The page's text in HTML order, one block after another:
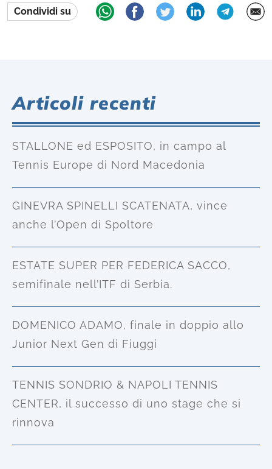
Condividi su
Articoli recenti
STALLONE ed ESPOSITO, in campo al
Tennis Europe di Nord Macedonia
GINEVRA SPINELLI SCATENATA, vince
anche l’Open di Spoltore
ESTATE SUPER PER FEDERICA SACCO,
semifinale nell’ITF di Serbia.
DOMENICO ADAMO, finale in doppio allo
Junior Next Gen di Fiuggi
TENNIS SONDRIO & NAPOLI TENNIS
CENTER, il successo di uno stage che si
rinnova